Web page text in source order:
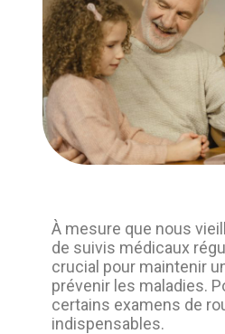
À mesure que nous
de suivis médicaux
crucial pour maintenir
prévenir les maladies.
certains examens de
indispensables.